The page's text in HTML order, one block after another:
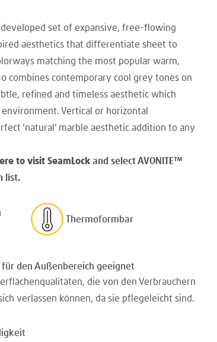
developed set of expansive, free-flowing
aesthetics that differentiate sheet to
matching the most popular warm,
combines contemporary cool grey tones on
refined and timeless aesthetic which
Vertical or horizontal
'natural' marble aesthetic addition to any
to visit SeamLock and select AVONITE™
list.
Thermoformbar
den Außenbereich geeignet
die von den Verbrauchern
verlassen können, da sie pflegeleicht sind.